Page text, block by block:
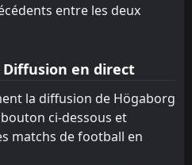
1
D
entre les deux
Diffusion en direct
la diffusion de Högaborg
ci-dessous et
matchs de football en